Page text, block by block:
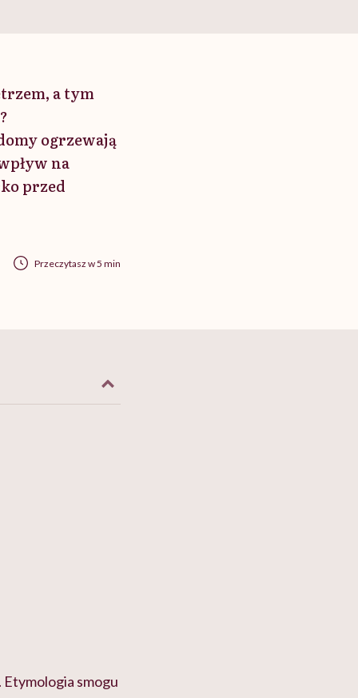
a tym
ogrzewają
na
przed
Przeczytasz w 5 min
Etymologia smogu